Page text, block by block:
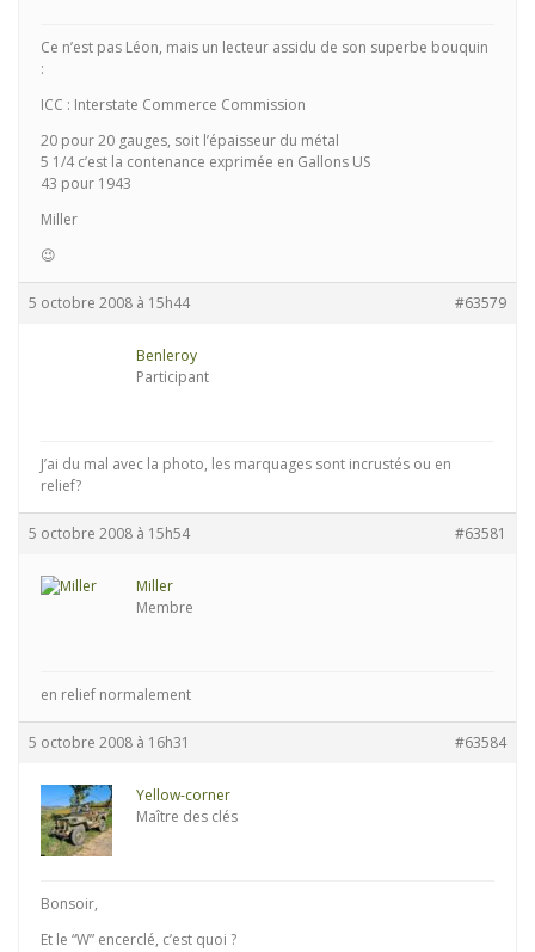
Ce n’est pas Léon, mais un lecteur assidu de son superbe bouquin
:
ICC : Interstate Commerce Commission
20 pour 20 gauges, soit l’épaisseur du métal
5 1/4 c’est la contenance exprimée en Gallons US
43 pour 1943
Miller
😉
5 octobre 2008 à 15h44 #63579
Benleroy
Participant
J’ai du mal avec la photo, les marquages sont incrustés ou en
relief?
5 octobre 2008 à 15h54 #63581
Miller
Membre
en relief normalement
5 octobre 2008 à 16h31 #63584
Yellow-corner
Maître des clés
Bonsoir,
Et le “W” encerclé, c’est quoi ?